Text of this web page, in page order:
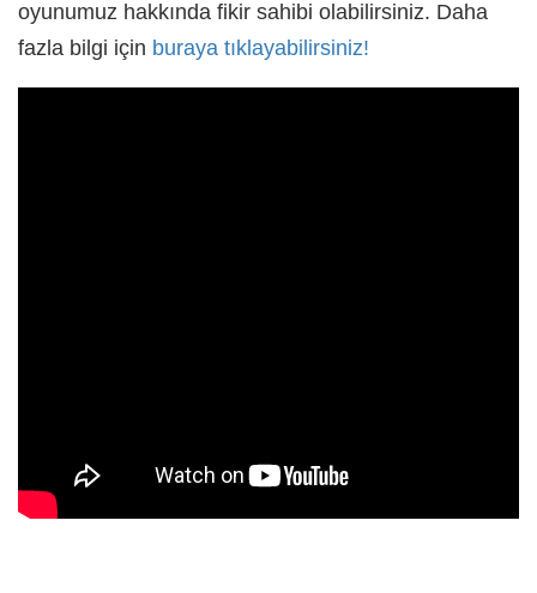
oyunumuz hakkında fikir sahibi olabilirsiniz. Daha
fazla bilgi için buraya tıklayabilirsiniz!